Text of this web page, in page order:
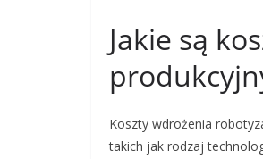
Jakie są
Koszty wdrożenia
takich jak rodzaj